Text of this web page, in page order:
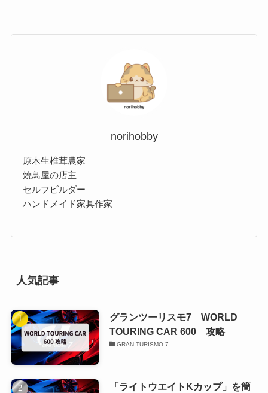
norihobby
原木生椎茸農家
焼鳥屋の店主
セルフビルダー
ハンドメイド家具作家
人気記事
グランツーリスモ7 WORLD
TOURING CAR 600 攻略
GRAN TURISMO 7
「ライトウエイトKカップ」を簡